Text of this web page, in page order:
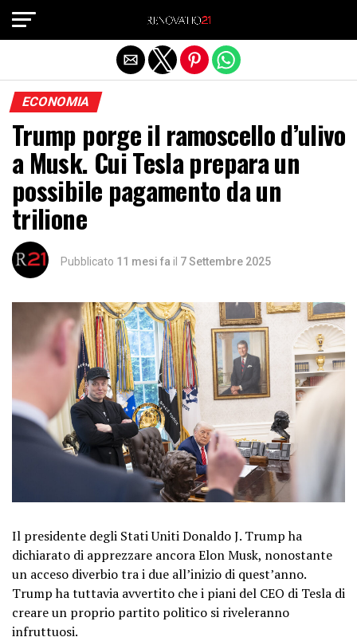
ECONOMIA
Trump porge il ramoscello d’ulivo
a Musk. Cui Tesla prepara un
possibile pagamento da un
trilione
Pubblicato 11 mesi fa il 7 Settembre 2025
Il presidente degli Stati Uniti Donaldo J. Trump ha
dichiarato di apprezzare ancora Elon Musk, nonostante
un acceso diverbio tra i due all’inizio di quest’anno.
Trump ha tuttavia avvertito che i piani del CEO di Tesla di
creare un proprio partito politico si riveleranno
infruttuosi.
Exit mobile version